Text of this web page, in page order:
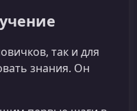
так и для
знания. Он